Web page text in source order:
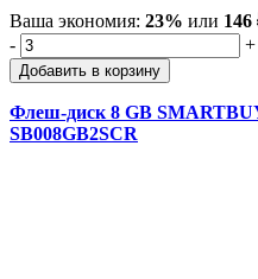
Ваша экономия: 23% или 146
-
+
Добавить в корзину
Флеш-диск 8 GB
SB008GB2SCR